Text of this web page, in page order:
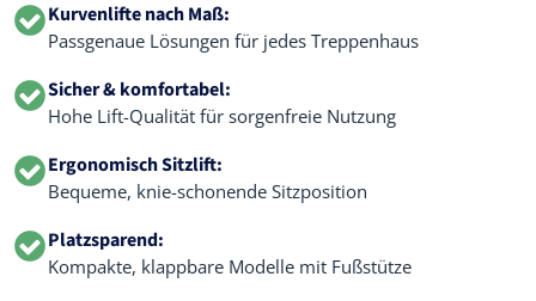
Kurvenlifte nach Maß:
Passgenaue Lösungen für jedes Treppenhaus
Sicher & komfortabel:
Hohe Lift-Qualität für sorgenfreie Nutzung
Ergonomisch Sitzlift:
Bequeme, knie-schonende Sitzposition
Platzsparend:
Kompakte, klappbare Modelle mit Fußstütze